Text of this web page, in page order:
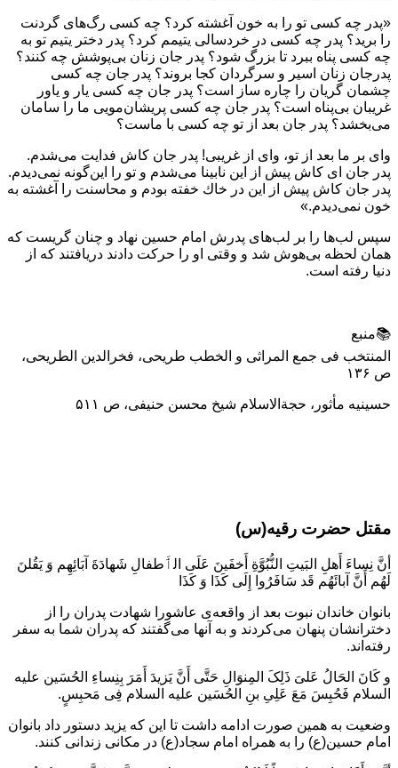
«پدر چه كسی تو را به خون آغشته كرد؟ چه كسی رگ‌های گردنت
را بريد؟ پدر چه كسی در خردسالی يتيمم كرد؟ پدر دختر يتيم تو به
چه كسی پناه ببرد تا بزرگ شود؟ پدر جان زنان بی‌پوشش چه كنند؟
پدرجان زنان اسير و سرگردان كجا بروند؟ پدر جان چه كسی
چشمان گريان را چاره ساز است؟ پدر جان چه كسی يار و ياور
غريبان بی‌پناه است؟ پدر جان چه كسی پريشان‌مويی ما را سامان
می‌بخشد؟ پدر جان بعد از تو چه كسی با ماست؟
وای بر ما بعد از تو، وای از غريبی! پدر جان كاش فدايت می‌شدم.
پدر جان ای كاش پيش از اين نابينا می‌شدم و تو را اين‌گونه نمی‌ديدم.
پدر جان كاش پيش از اين در خاك خفته بودم و محاسنت را آغشته به
خون نمی‌ديدم.»
سپس لب‌ها را بر لب‌های پدرش امام حسين نهاد و چنان گريست كه
همان لحظه بی‌هوش شد و وقتی او را حركت دادند دريافتند كه از
دنيا رفته است.
📚منبع
المنتخب فی جمع المراثی و الخطب طريحی، فخرالدين الطريحی،
ص ۱۳۶
حسینیه مأثور، حجةالاسلام شیخ محسن حنیفی، ص ۵۱۱
مقتل حضرت رقیه(س)
أنَّ نِساءَ أَهلِ البَیتِ النُّبُوَّةِ أَخفَینَ عَلَی الٲَطفالِ شَهادَةَ آبَائِهِم وَ یَقُلنَ
لَهُم أَنَّ آبائَهُم قَد سَافَرُوا إِلَی کَذَا وَ کَذَا
بانوان خاندان نبوت بعد از واقعه‌ی عاشورا شهادت پدران را از
دخترانشان پنهان می‌کردند و به آنها می‌گفتند که پدران شما به سفر
رفته‌اند.
و کَانَ الحَالُ عَلیَ ذَلِکَ المِنوَالِ حَتَّی أَنَّ یَزیدَ أَمَرَ بِنِساءِ الحُسَین علیه
السلام فَحُبِسَ مَعَ عَلِیِ بنِ الحُسَین علیه السلام فِی مَحبِسٍ.
وضعیت به همین صورت ادامه داشت تا این که یزید دستور داد بانوان
امام حسین(ع) را به همراه امام سجاد(ع) در مکانی زندانی کنند.